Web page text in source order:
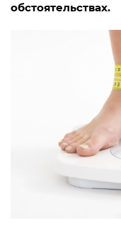
обстоятельствах.